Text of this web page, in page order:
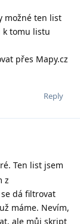
možné ten list
k tomu listu
přes Mapy.cz
Reply
Ten list jsem
z
dá filtrovat
máme. Nevím,
ale můj skript